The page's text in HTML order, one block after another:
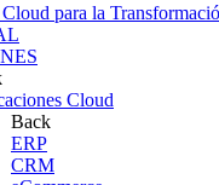
para la
Cloud
Back
ERP
CRM